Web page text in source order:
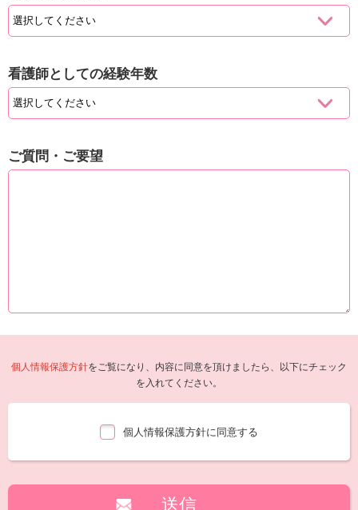
看護師としての経験年数
ご質問・ご要望
個人情報保護方針をご覧になり、内容に同意を頂けましたら、以下にチェック
を入れてください。
個人情報保護方針に同意する